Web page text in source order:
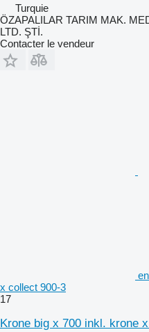
Turquie
ÖZAPALILAR TARIM MAK.
LTD. ŞTİ.
Contacter le vendeur
x collect 900-3
17
Krone big x 700 inkl. krone